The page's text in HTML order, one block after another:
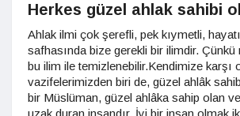
Herkes güzel ahlak sahibi
Ahlak ilmi çok şerefli, pek kıymetli,
safhasında bize gerekli bir ilimdir. Çünkü
bu ilim ile temizlenebilir.Kendimize karşı
vazifelerimizden biri de, güzel ahlâk
bir Müslüman, güzel ahlâka sahip olan
uzak duran insandır. İyi bir insan olmak